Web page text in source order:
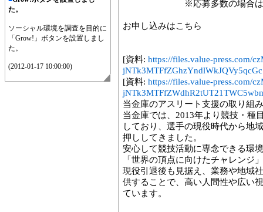
た。
ソーシャル環境を調査を目的に
「Grow!」ボタンを設置しまし
た。
(2012-01-17 10:00:00)
※応募多数の場合は抽選
お申し込みはこちら
[資料: https://files.value-press.com/
[資料: https://files.value-press.com/
当金庫のアスリート支援の取り組み
当金庫では、2013年より競技・種
しており、選手の現役時代から地
押ししてきました。
安心して競技活動に専念できる環
「世界の頂点に向けたチャレンジ
現役引退後も見据え、業務や地域
供することで、高い人間性や広い
ています。